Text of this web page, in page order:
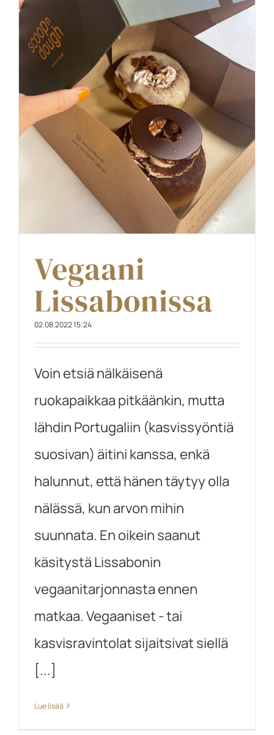
Vegaani
Lissabonissa
02.08.2022 15:24
Voin etsiä nälkäisenä
ruokapaikkaa pitkäänkin, mutta
lähdin Portugaliin (kasvissyöntiä
suosivan) äitini kanssa, enkä
halunnut, että hänen täytyy olla
nälässä, kun arvon mihin
suunnata. En oikein saanut
käsitystä Lissabonin
vegaanitarjonnasta ennen
matkaa. Vegaaniset - tai
kasvisravintolat sijaitsivat siellä
[...]
Lue lisää